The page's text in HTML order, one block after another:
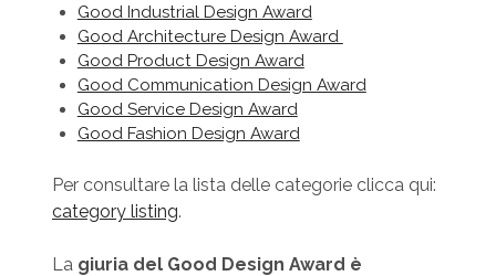
Good Industrial Design Award
Good Architecture Design Award
Good Product Design Award
Good Communication Design Award
Good Service Design Award
Good Fashion Design Award
Per consultare la lista delle categorie clicca qui:
category listing.
La giuria del Good Design Award è